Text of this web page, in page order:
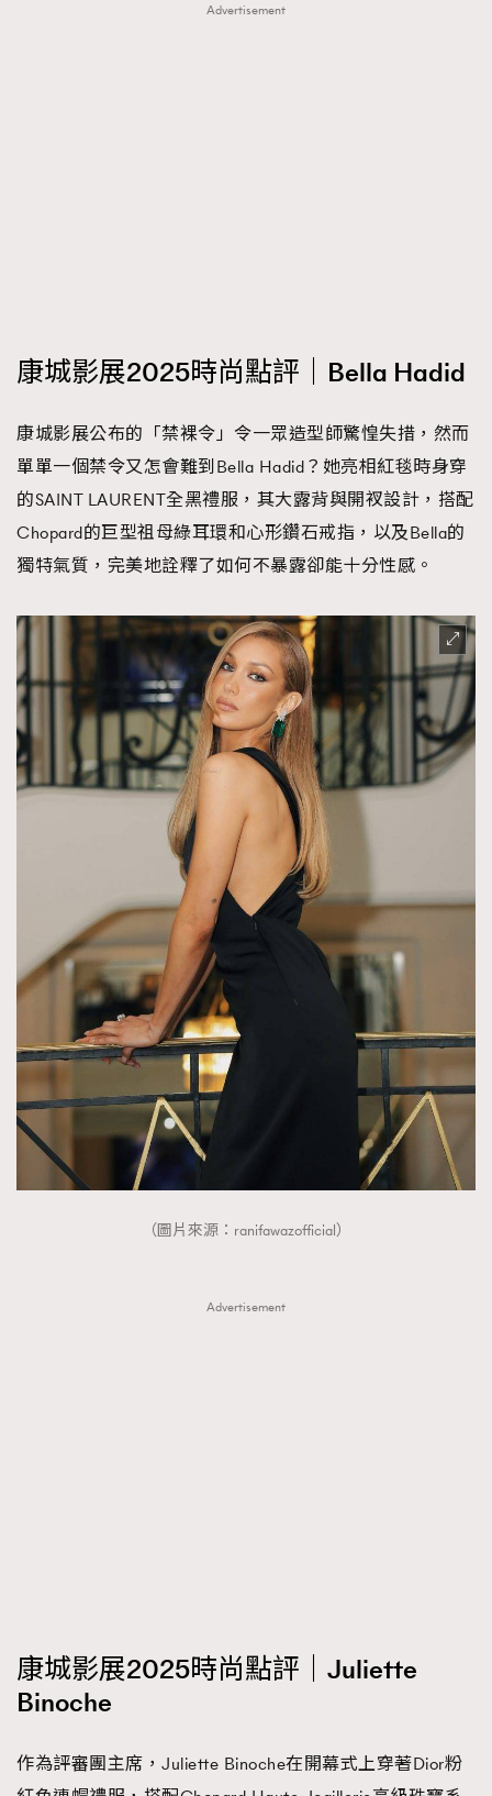
Advertisement
康城影展2025時尚點評｜Bella Hadid
康城影展公布的「禁裸令」令一眾造型師驚惶失措，然而
單單一個禁令又怎會難到Bella Hadid？她亮相紅毯時身穿
的SAINT LAURENT全黑禮服，其大露背與開衩設計，搭配
Chopard的巨型祖母綠耳環和心形鑽石戒指，以及Bella的
獨特氣質，完美地詮釋了如何不暴露卻能十分性感。
（圖片來源：ranifawazofficial）
Advertisement
康城影展2025時尚點評｜Juliette
Binoche
作為評審團主席，Juliette Binoche在開幕式上穿著Dior粉